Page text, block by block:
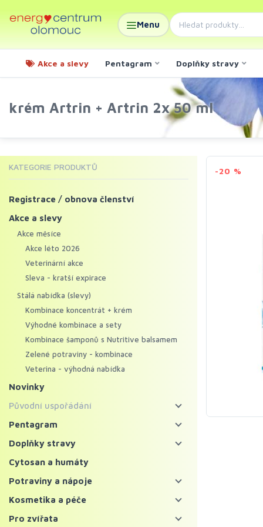
Menu
Akce a slevy Pentagram Doplňky stravy
krém Artrin + Artrin 2x 50 ml
-20 %
KATEGORIE PRODUKTŮ
Registrace / obnova členství
Akce a slevy
Akce měsíce
Akce léto 2026
Veterinární akce
Sleva - kratší expirace
Stálá nabídka (slevy)
Kombinace koncentrát + krém
Výhodné kombinace a sety
Kombinace šamponů s Nutritive balsamem
Zelené potraviny - kombinace
Veterina - výhodná nabídka
Novinky
Původní uspořádání
Energy food
Pentagram - bylinné koncentráty
Pentagram
Koncentráty
Krémy
Doplňky stravy
Bylinné koncentráty
Probiotika a trávení
Cytosan a humáty
Potraviny a nápoje
Zelené potraviny
Bylinné čaje a nápoje
Kosmetika a péče
Pleť
Pro zvířata